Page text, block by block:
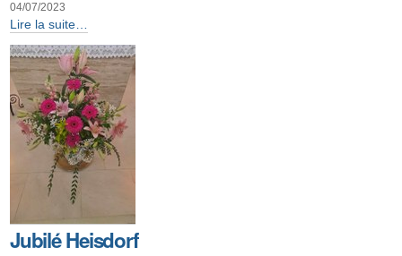
04/07/2023
JUBILE
CHILI
-
Lire la suite…
Jubilé Heisdorf